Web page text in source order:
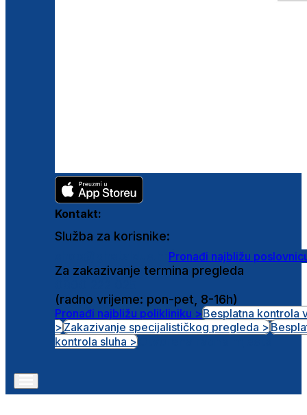
Kontakt:
Služba za korisnike:
Pronađi najbližu
Za zakazivanje termina pregleda
(radno vrijeme: pon-pet, 8-16h)
Pronađi najbližu polikliniku >Besplatna kontrola
>Zakazivanje specijalističkog pregleda >
kontrola sluha >